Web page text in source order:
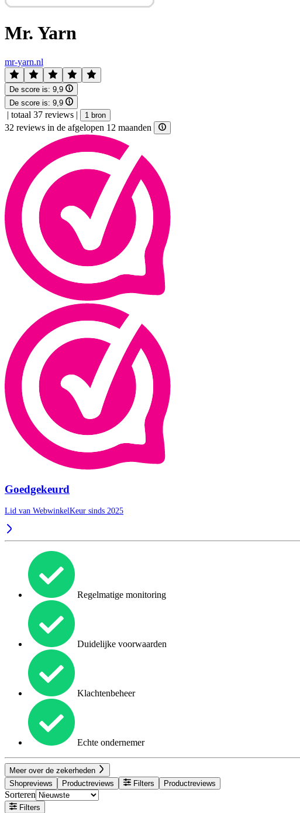
Mr. Yarn
mr-yarn.nl
De score is: 9,9
De score is: 9,9
| totaal 37 reviews | 1 bron
32 reviews in de afgelopen 12 maanden
Goedgekeurd
Lid van WebwinkelKeur sinds 2025
Regelmatige monitoring
Duidelijke voorwaarden
Klachtenbeheer
Echte ondernemer
Meer over de zekerheden
Shopreviews
Productreviews Filters Productreviews
Sorteren
Filters